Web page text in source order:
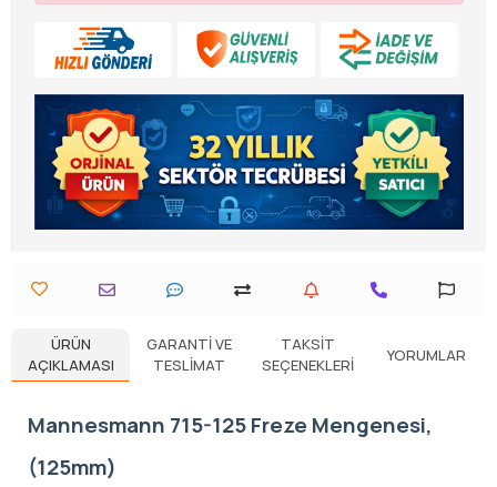
ÜRÜN
AÇIKLAMASI
GARANTI VE
TESLIMAT
TAKSIT
SEÇENEKLERI
YORUMLAR
Mannesmann 715-125 Freze Mengenesi,
(125mm)